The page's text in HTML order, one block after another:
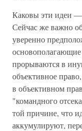
Каковы эти идеи —
Сейчас же важно
уверенно
прорываются в
объективное
в объективном
"командного
той причине, что
аккумулируют,